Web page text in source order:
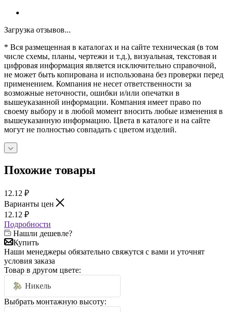
Загрузка отзывов...
* Вся размещенная в каталогах и на сайте техническая (в том
числе схемы, планы, чертежи и т.д.), визуальная, текстовая и
цифровая информация является исключительно справочной,
не может быть копирована и использована без проверки перед
применением. Компания не несет ответственности за
возможные неточности, ошибки и/или опечатки в
вышеуказанной информации. Компания имеет право по
своему выбору и в любой момент вносить любые изменения в
вышеуказанную информацию. Цвета в каталоге и на сайте
могут не полностью совпадать с цветом изделий.
Похожие товары
12.12 ₽
Варианты цен
12.12 ₽
Подробности
Нашли дешевле?
Купить
Наши менеджеры обязательно свяжутся с вами и уточнят
условия заказа
Товар в другом цвете:
Никель
Выбрать монтажную высоту: